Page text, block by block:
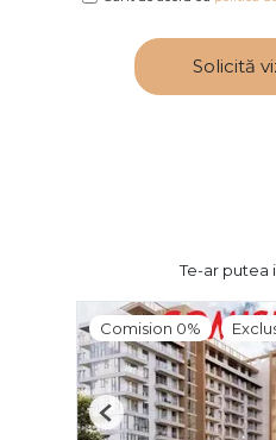
Solicită
Te-ar putea
Comision 0%
Previous